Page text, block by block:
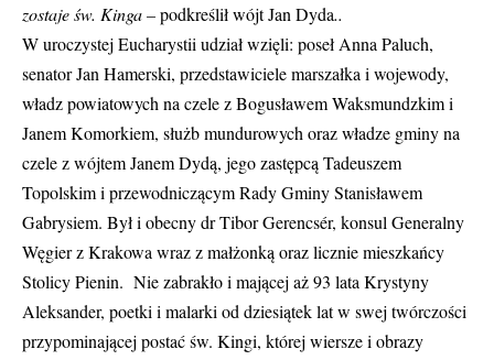
zostaje św. Kinga –podkreślił wójt Jan Dyda..
W uroczystej Eucharystii udział wzięli: poseł Anna Paluch,
senator Jan Hamerski, przedstawiciele marszałka i wojewody,
władz powiatowych na czele z Bogusławem Waksmundzkim i
Janem Komorkiem, służb mundurowych oraz władze gminy na
czele z wójtem Janem Dydą, jego zastępcą Tadeuszem
Topolskim i przewodniczącym Rady Gminy Stanisławem
Gabrysiem. Był i obecny dr Tibor Gerencsér, konsul Generalny
Węgier z Krakowa wraz z małżonką oraz licznie mieszkańcy
Stolicy Pienin. Nie zabrakło i mającej aż 93 lata Krystyny
Aleksander, poetki i malarki od dziesiątek lat w swej twórczości
przypominającej postać św. Kingi, której wiersze i obrazy